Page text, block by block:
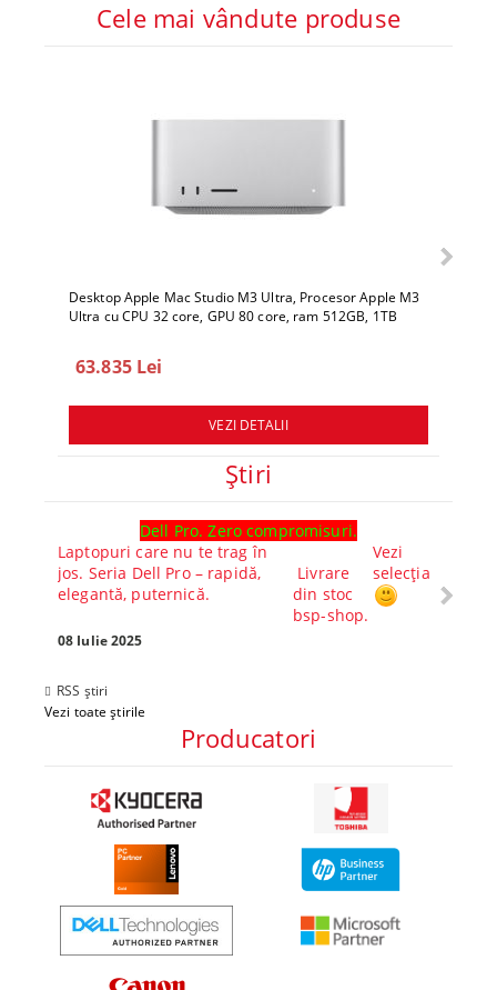
Cele mai vândute produse
Desktop Apple Mac Studio M3 Ultra, Procesor Apple M3
Ultra cu CPU 32 core, GPU 80 core, ram 512GB, 1TB
63.835 Lei
VEZI DETALII
Ştiri
Dell Pro. Zero compromisuri.
Laptopuri care nu te trag în
jos. Seria Dell Pro – rapidă,
elegantă, puternică.
Livrare
din stoc
bsp-shop.
Vezi
selecția
08 Iulie 2025
RSS știri
Vezi toate știrile
Producatori